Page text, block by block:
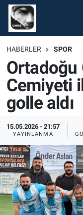
HABERLER SPOR
Ortadoğu
Cemiyeti
golle aldı
15.05.2026 - 21:57
YAYINLANMA
Gündem
Ekonomi
Spor
Tüm Haberler
İletişim
Künye
Nöbetçi
Hava Durumu
Namaz
Süper Lig
Tüm
Son Dakika